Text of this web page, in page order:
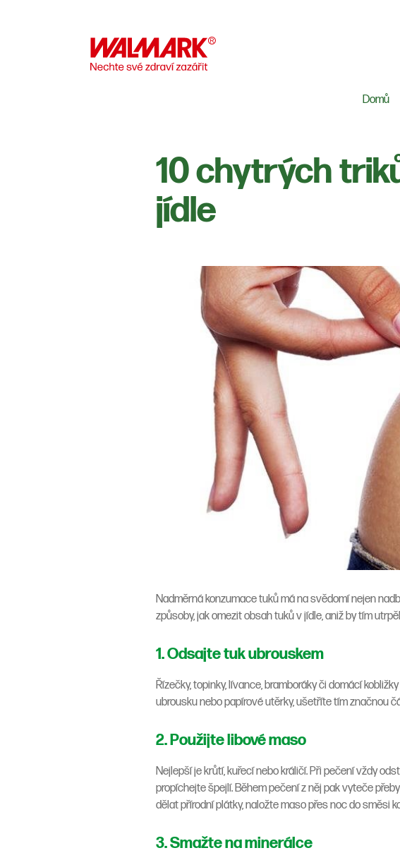
Domů
10 chytrých
jídle
Nadměrná konzumace tuků má na svědomí nejen
způsoby, jak omezit obsah tuků v jídle, aniž by tím
1. Odsajte tuk ubrouskem
Řízečky, topinky, lívance, bramboráky či domácí
ubrousku nebo papírové utěrky, ušetříte tím značnou
2. Použijte libové maso
Nejlepší je krůtí, kuřecí nebo králičí. Při pečení vždy
propíchejte špejlí. Během pečení z něj pak vyteče
dělat přírodní plátky, naložte maso přes noc do směsi
3. Smažte na minerálce